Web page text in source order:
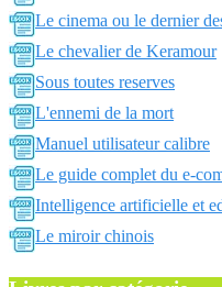
Le cinema ou le dernier
Le chevalier de Keramour
Sous toutes reserves
L'ennemi de la mort
Manuel utilisateur calibre
Le guide complet du e-
Intelligence artificielle et
Le miroir chinois